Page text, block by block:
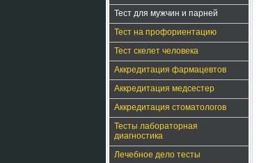
Тест для мужчин и парней
Тест на профориентацию
Тест скелет человека
Аккредитация фармацевтов
Аккредитация медсестер
Аккредитация стоматологов
Тесты лабораторная
диагностика
Лечебное дело тесты